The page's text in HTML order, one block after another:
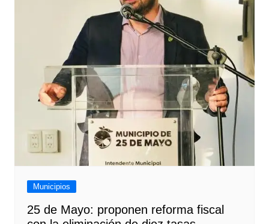
Municipios
25 de Mayo: proponen reforma fiscal